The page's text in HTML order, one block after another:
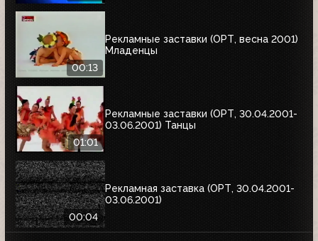
00:13
Рекламные заставки (ОРТ, весна 2001)
Младенцы
01:01
Рекламные заставки (ОРТ, 30.04.2001-
03.06.2001) Танцы
00:04
Рекламная заставка (ОРТ, 30.04.2001-
03.06.2001)